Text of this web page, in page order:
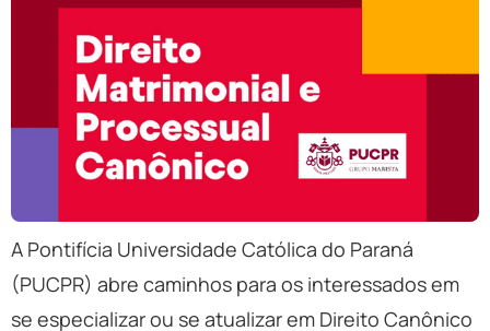
A Pontifícia Universidade Católica do Paraná
(PUCPR) abre caminhos para os interessados em
se especializar ou se atualizar em Direito Canônico